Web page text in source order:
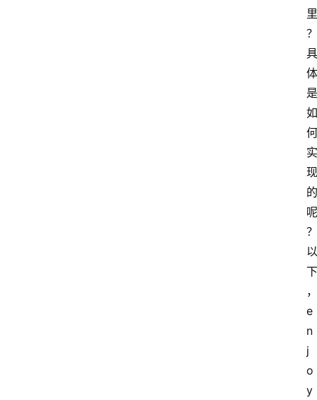
里
？
具
体
是
如
何
实
现
的
呢
？
以
下
，
e
n
j
o
y